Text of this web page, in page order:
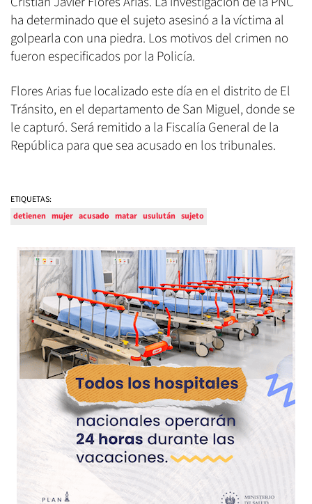
ha determinado que el sujeto asesinó a la víctima al
golpearla con una piedra. Los motivos del crimen no
fueron especificados por la Policía.
Flores Arias fue localizado este día en el distrito de El
Tránsito, en el departamento de San Miguel, donde se
le capturó. Será remitido a la Fiscalía General de la
República para que sea acusado en los tribunales.
ETIQUETAS:
detienen mujer acusado matar usulután sujeto